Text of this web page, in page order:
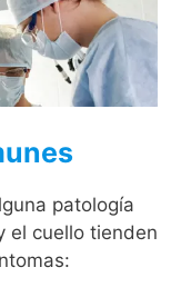
patología
el cuello tienden